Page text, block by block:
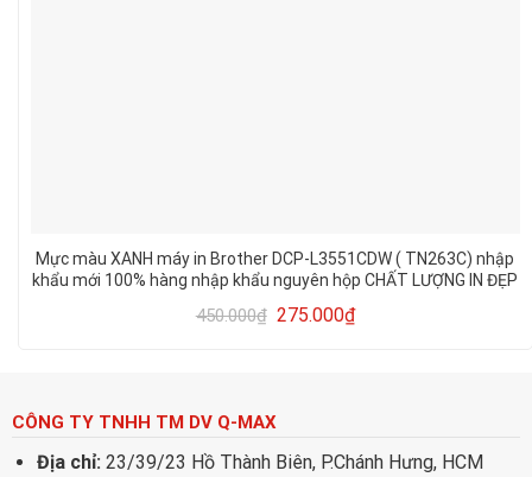
Mực màu XANH máy in Brother DCP-L3551CDW ( TN263C) nhập
khẩu mới 100% hàng nhập khẩu nguyên hộp CHẤT LƯỢNG IN ĐẸP
450.000₫ 275.000₫
CÔNG TY TNHH TM DV Q-MAX
Địa chỉ: 23/39/23 Hồ Thành Biên, P.Chánh Hưng, HCM